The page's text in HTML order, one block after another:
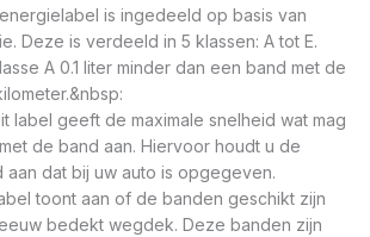
is ingedeeld op basis van
Deze is verdeeld in 5 klassen: A tot E.
A 0.1 liter minder dan een band met de
label geeft de maximale snelheid wat mag
de band aan. Hiervoor houdt u de
aan dat bij uw auto is opgegeven.
toont aan of de banden geschikt zijn
bedekt wegdek. Deze banden zijn